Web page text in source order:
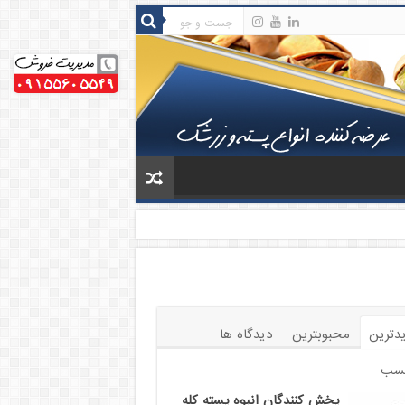
محبوبترین
دیدگاه ها
پخش کنندگان انبوه پسته کله